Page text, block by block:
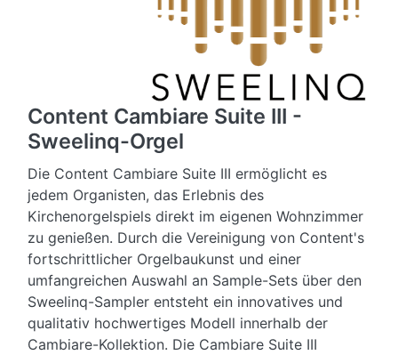
Content Cambiare Suite III -
Sweelinq-Orgel
Die Content Cambiare Suite III ermöglicht es
jedem Organisten, das Erlebnis des
Kirchenorgelspiels direkt im eigenen Wohnzimmer
zu genießen. Durch die Vereinigung von Content's
fortschrittlicher Orgelbaukunst und einer
umfangreichen Auswahl an Sample-Sets über den
Sweelinq-Sampler entsteht ein innovatives und
qualitativ hochwertiges Modell innerhalb der
Cambiare-Kollektion. Die Cambiare Suite III